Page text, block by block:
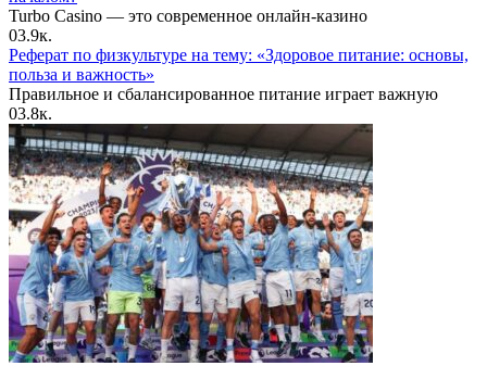
Turbo Casino — это современное онлайн-казино
03.9к.
Реферат по физкультуре на тему: «Здоровое питание: основы,
польза и важность»
Правильное и сбалансированное питание играет важную
03.8к.